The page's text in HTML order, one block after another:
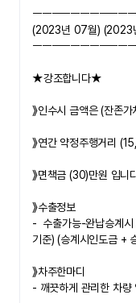
ㅡㅡㅡㅡㅡㅡㅡㅡㅡㅡ
(2023년 07월) (2023
ㅡㅡㅡㅡㅡㅡㅡㅡㅡㅡ
★강조합니다★
》인수시 금액은 (잔존
》연간 약정주행거리
》면책금 (30)만원 입니
》수출정보
- 수출가능-완납승계
기준) (승계시인도금
》차주한마디
- 깨끗하게 관리한 차량